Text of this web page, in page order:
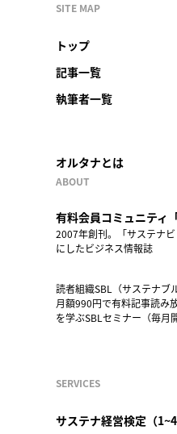
SITE MAP
トップ
記事一覧
執筆者一覧
オルタナとは
ABOUT
有料会員コミュニティ
2007年創刊。「サステナ
にしたビジネス情報誌
読者組織SBL（サステナブ
月額990円で有料記事読み
を学ぶSBLセミナー（毎月
SERVICES
サステナ経営検定（1~4